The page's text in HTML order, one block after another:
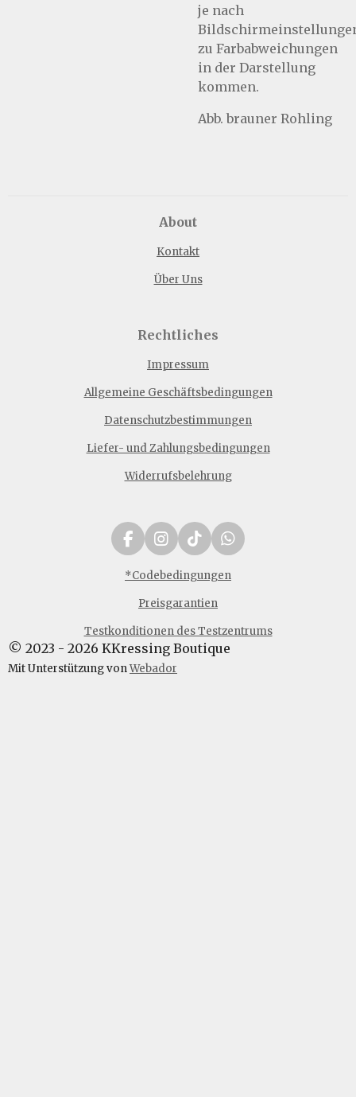
je nach
zu Farbabweichungen
in der Darstellung
kommen.
Abb. brauner Rohling
About
Kontakt
Über Uns
Rechtliches
Impressum
Allgemeine Geschäftsbedingungen
Datenschutzbestimmungen
Liefer- und Zahlungsbedingungen
Widerrufsbelehrung
F
a
c
o
k
I
n
s
a
r
a
m
T
i
k
o
W
h
a
p
p
*Codebedingungen
Preisgarantien
Testkonditionen des Testzentrums
© 2023 - 2026 KKressing Boutique
Mit Unterstützung vonWebador